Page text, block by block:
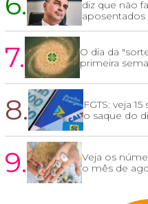
diz que não
aposentados
7.
O dia da
primeira
8.
FGTS: veja
o saque do
9.
Veja os
o mês de